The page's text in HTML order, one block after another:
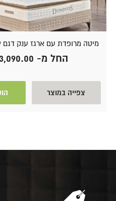
מיטה מרופדת עם ארגז ענק דגם
החל מ- 3,090.00
צפייה במוצר